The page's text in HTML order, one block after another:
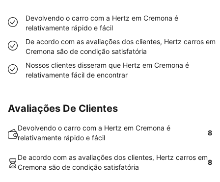
Devolvendo o carro com a Hertz em Cremona é
relativamente rápido e fácil
De acordo com as avaliações dos clientes, Hertz carros em
Cremona são de condição satisfatória
Nossos clientes disseram que Hertz em Cremona é
relativamente fácil de encontrar
Avaliações De Clientes
Devolvendo o carro com a Hertz em Cremona é
relativamente rápido e fácil
8
De acordo com as avaliações dos clientes, Hertz carros em
Cremona são de condição satisfatória
8